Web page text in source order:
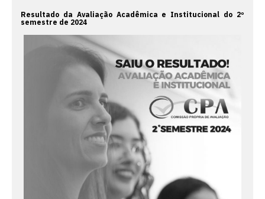
Resultado da Avaliação Acadêmica e Institucional do 2º
semestre de 2024